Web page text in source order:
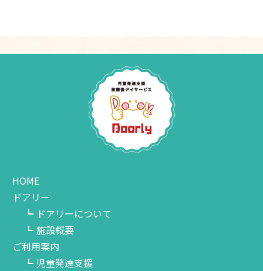
HOME
ドアリー
ドアリーについて
施設概要
ご利用案内
児童発達支援